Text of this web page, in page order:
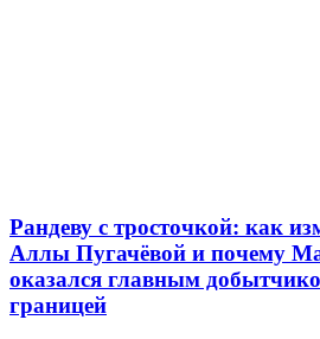
Рандеву с тросточкой: как
Аллы Пугачёвой и почему
оказался главным
границей